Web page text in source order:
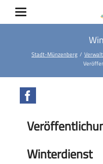
Stadt-Münzenberg
Winterdienst